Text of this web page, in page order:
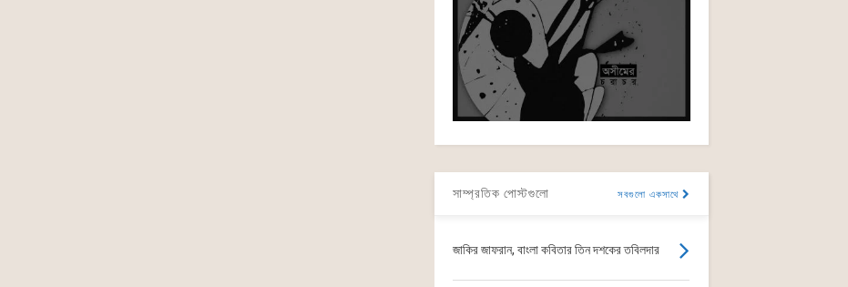
সাম্প্রতিক পোস্টগুলো সবগুলো একসাথে
জাকির জাফরান, বাংলা কবিতার তিন দশকের তবিলদার